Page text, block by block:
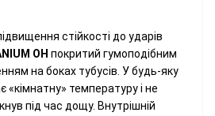
стійкості до ударів
OH покритий гумоподібним
на боках тубусів. У будь-яку
«кімнатну» температуру і не
під час дощу. Внутрішній